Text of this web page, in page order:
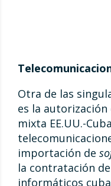
Otra de las
es la autorización
mixta EE.UU.-
importación de
la contratación
informáticos